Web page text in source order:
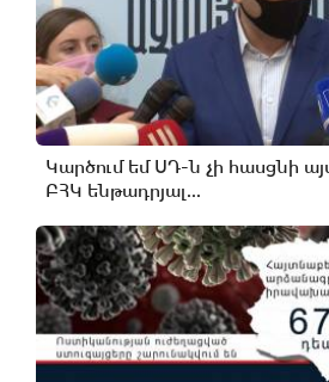
Կարծում եմ ՍԴ-ն չի հասցնի
ԲՀԿ ենթադրյալ...